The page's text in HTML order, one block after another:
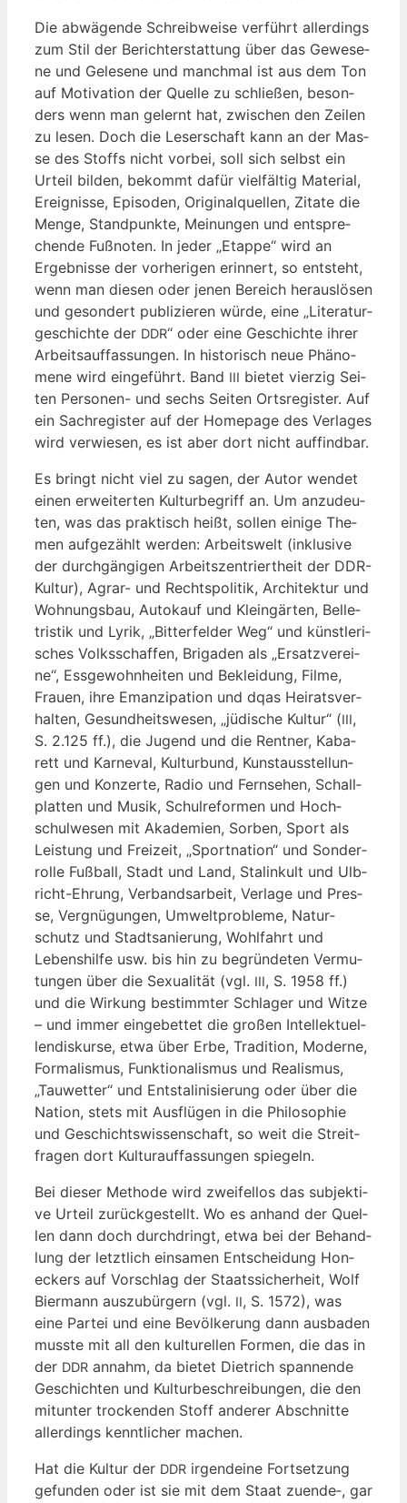
Die abwä­gen­de Schreib­wei­se ver­führt aller­dings
zum Stil der Bericht­erstat­tung über das Gewe­se­
ne und Gele­se­ne und manch­mal ist aus dem Ton
auf Moti­va­ti­on der Quel­le zu schlie­ßen, beson­
ders wenn man gelernt hat, zwi­schen den Zei­len
zu lesen. Doch die Leser­schaft kann an der Mas­
se des Stoffs nicht vor­bei, soll sich selbst ein
Urteil bil­den, bekommt dafür viel­fäl­tig Mate­ri­al,
Ereig­nis­se, Epi­so­den, Ori­gi­nal­quel­len, Zita­te die
Men­ge, Stand­punk­te, Mei­nun­gen und ent­spre­
chen­de Fuß­no­ten. In jeder „Etap­pe“ wird an
Ergeb­nis­se der vor­he­ri­gen erin­nert, so ent­steht,
wenn man die­sen oder jenen Bereich her­aus­lö­sen
und geson­dert publi­zie­ren wür­de, eine „Lite­ra­tur­
ge­schich­te der DDR“ oder eine Geschich­te ihrer
Arbeits­auf­fas­sun­gen. In his­to­risch neue Phä­no­
me­ne wird ein­ge­führt. Band III bie­tet vier­zig Sei­
ten Per­so­nen- und sechs Sei­ten Orts­re­gis­ter. Auf
ein Sach­re­gis­ter auf der Home­page des Ver­la­ges
wird ver­wie­sen, es ist aber dort nicht auffindbar.
Es bringt nicht viel zu sagen, der Autor wen­det
einen erwei­ter­ten Kul­tur­be­griff an. Um anzu­deu­
ten, was das prak­tisch heißt, sol­len eini­ge The­
men auf­ge­zählt wer­den: Arbeits­welt (inklu­si­ve
der durch­gän­gi­gen Arbeits­zen­triert­heit der DDR-
Kul­tur), Agrar- und Rechts­po­li­tik, Archi­tek­tur und
Woh­nungs­bau, Auto­kauf und Klein­gär­ten, Bel­le­
tris­tik und Lyrik, „Bit­ter­fel­der Weg“ und künst­le­ri­
sches Volks­schaf­fen, Bri­ga­den als „Ersatz­ver­ei­
ne“, Ess­ge­wohn­hei­ten und Beklei­dung, Fil­me,
Frau­en, ihre Eman­zi­pa­ti­on und dqas Hei­rats­ver­
hal­ten, Gesund­heits­we­sen, „jüdi­sche Kul­tur“ (III,
S. 2.125 ff.), die Jugend und die Rent­ner, Kaba­
rett und Kar­ne­val, Kul­tur­bund, Kunst­aus­stel­lun­
gen und Kon­zer­te, Radio und Fern­se­hen, Schall­
plat­ten und Musik, Schul­re­for­men und Hoch­
schul­we­sen mit Aka­de­mien, Sor­ben, Sport als
Leis­tung und Frei­zeit, „Sport­na­ti­on“ und Son­der­
rol­le Fuß­ball, Stadt und Land, Sta­lin­kult und Ulb­
richt-Ehrung, Ver­bands­ar­beit, Ver­la­ge und Pres­
se, Ver­gnü­gun­gen, Umwelt­pro­ble­me, Natur­
schutz und Stadt­sa­nie­rung, Wohl­fahrt und
Lebens­hil­fe usw. bis hin zu begrün­de­ten Ver­mu­
tun­gen über die Sexua­li­tät (vgl. III, S. 1958 ff.)
und die Wir­kung bestimm­ter Schla­ger und Wit­ze
– und immer ein­ge­bet­tet die gro­ßen Intel­lek­tu­el­
len­dis­kur­se, etwa über Erbe, Tra­di­ti­on, Moder­ne,
For­ma­lis­mus, Funk­tio­na­lis­mus und Rea­lis­mus,
„Tau­wet­ter“ und Ent­sta­li­ni­sie­rung oder über die
Nati­on, stets mit Aus­flü­gen in die Phi­lo­so­phie
und Geschichts­wis­sen­schaft, so weit die Streit­
fra­gen dort Kul­tur­auf­fas­sun­gen spiegeln.
Bei die­ser Metho­de wird zwei­fel­los das sub­jek­ti­
ve Urteil zurück­ge­stellt. Wo es anhand der Quel­
len dann doch durch­dringt, etwa bei der Behand­
lung der letzt­lich ein­sa­men Ent­schei­dung Hon­
eckers auf Vor­schlag der Staats­si­cher­heit, Wolf
Bier­mann aus­zu­bür­gern (vgl. II, S. 1572), was
eine Par­tei und eine Bevöl­ke­rung dann aus­ba­den
muss­te mit all den kul­tu­rel­len For­men, die das in
der DDR annahm, da bie­tet Diet­rich span­nen­de
Geschich­ten und Kul­tur­be­schrei­bun­gen, die den
mit­un­ter tro­cken­den Stoff ande­rer Abschnit­te
aller­dings kennt­li­cher machen.
Hat die Kul­tur der DDR irgend­ei­ne Fort­set­zung
gefun­den oder ist sie mit dem Staat zuende‑, gar